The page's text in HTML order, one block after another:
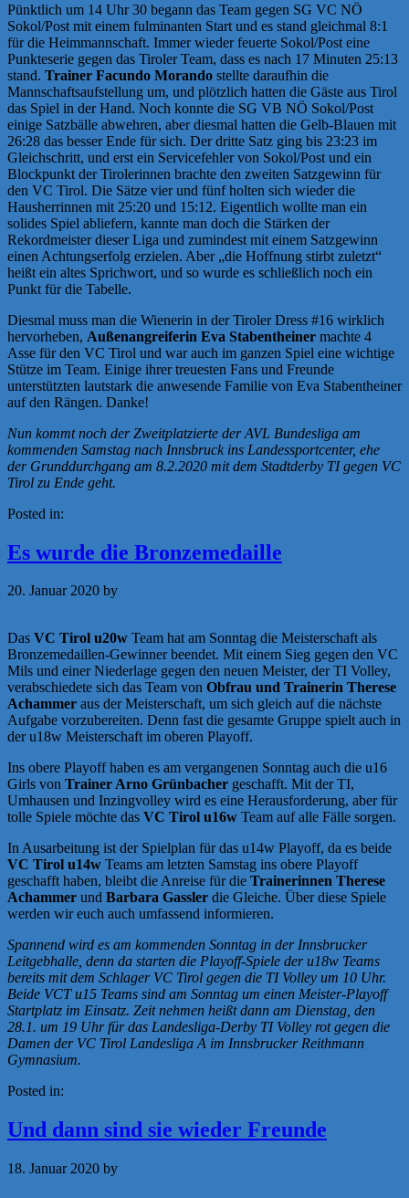
Pünktlich um 14 Uhr 30 begann das Team gegen SG VC NÖ
Sokol/Post mit einem fulminanten Start und es stand gleichmal 8:1
für die Heimmannschaft. Immer wieder feuerte Sokol/Post eine
Punkteserie gegen das Tiroler Team, dass es nach 17 Minuten 25:13
stand. Trainer Facundo Morando stellte daraufhin die
Mannschaftsaufstellung um, und plötzlich hatten die Gäste aus Tirol
das Spiel in der Hand. Noch konnte die SG VB NÖ Sokol/Post
einige Satzbälle abwehren, aber diesmal hatten die Gelb-Blauen mit
26:28 das besser Ende für sich. Der dritte Satz ging bis 23:23 im
Gleichschritt, und erst ein Servicefehler von Sokol/Post und ein
Blockpunkt der Tirolerinnen brachte den zweiten Satzgewinn für
den VC Tirol. Die Sätze vier und fünf holten sich wieder die
Hausherrinnen mit 25:20 und 15:12. Eigentlich wollte man ein
solides Spiel abliefern, kannte man doch die Stärken der
Rekordmeister dieser Liga und zumindest mit einem Satzgewinn
einen Achtungserfolg erzielen. Aber „die Hoffnung stirbt zuletzt“
heißt ein altes Sprichwort, und so wurde es schließlich noch ein
Punkt für die Tabelle.
Diesmal muss man die Wienerin in der Tiroler Dress #16 wirklich
hervorheben, Außenangreiferin Eva Stabentheiner machte 4
Asse für den VC Tirol und war auch im ganzen Spiel eine wichtige
Stütze im Team. Einige ihrer treuesten Fans und Freunde
unterstützten lautstark die anwesende Familie von Eva Stabentheiner
auf den Rängen. Danke!
Nun kommt noch der Zweitplatzierte der AVL Bundesliga am
kommenden Samstag nach Innsbruck ins Landessportcenter, ehe
der Grunddurchgang am 8.2.2020 mit dem Stadtderby TI gegen VC
Tirol zu Ende geht.
Posted in:
Es wurde die Bronzemedaille
20. Januar 2020 by
Das VC Tirol u20w Team hat am Sonntag die Meisterschaft als
Bronzemedaillen-Gewinner beendet. Mit einem Sieg gegen den VC
Mils und einer Niederlage gegen den neuen Meister, der TI Volley,
verabschiedete sich das Team von Obfrau und Trainerin Therese
Achammer aus der Meisterschaft, um sich gleich auf die nächste
Aufgabe vorzubereiten. Denn fast die gesamte Gruppe spielt auch in
der u18w Meisterschaft im oberen Playoff.
Ins obere Playoff haben es am vergangenen Sonntag auch die u16
Girls von Trainer Arno Grünbacher geschafft. Mit der TI,
Umhausen und Inzingvolley wird es eine Herausforderung, aber für
tolle Spiele möchte das VC Tirol u16w Team auf alle Fälle sorgen.
In Ausarbeitung ist der Spielplan für das u14w Playoff, da es beide
VC Tirol u14w Teams am letzten Samstag ins obere Playoff
geschafft haben, bleibt die Anreise für die Trainerinnen Therese
Achammer und Barbara Gassler die Gleiche. Über diese Spiele
werden wir euch auch umfassend informieren.
Spannend wird es am kommenden Sonntag in der Innsbrucker
Leitgebhalle, denn da starten die Playoff-Spiele der u18w Teams
bereits mit dem Schlager VC Tirol gegen die TI Volley um 10 Uhr.
Beide VCT u15 Teams sind am Sonntag um einen Meister-Playoff
Startplatz im Einsatz. Zeit nehmen heißt dann am Dienstag, den
28.1. um 19 Uhr für das Landesliga-Derby TI Volley rot gegen die
Damen der VC Tirol Landesliga A im Innsbrucker Reithmann
Gymnasium.
Posted in:
Und dann sind sie wieder Freunde
18. Januar 2020 by